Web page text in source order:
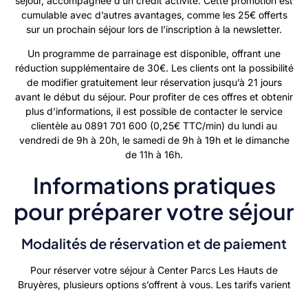
cumulable avec d’autres avantages, comme les 25€ offerts
sur un prochain séjour lors de l’inscription à la newsletter.
Un programme de parrainage est disponible, offrant une
réduction supplémentaire de 30€. Les clients ont la possibilité
de modifier gratuitement leur réservation jusqu’à 21 jours
avant le début du séjour. Pour profiter de ces offres et obtenir
plus d’informations, il est possible de contacter le service
clientèle au 0891 701 600 (0,25€ TTC/min) du lundi au
vendredi de 9h à 20h, le samedi de 9h à 19h et le dimanche
de 11h à 16h.
Informations pratiques
pour préparer votre séjour
Modalités de réservation et de paiement
Pour réserver votre séjour à Center Parcs Les Hauts de
Bruyères, plusieurs options s’offrent à vous. Les tarifs varient